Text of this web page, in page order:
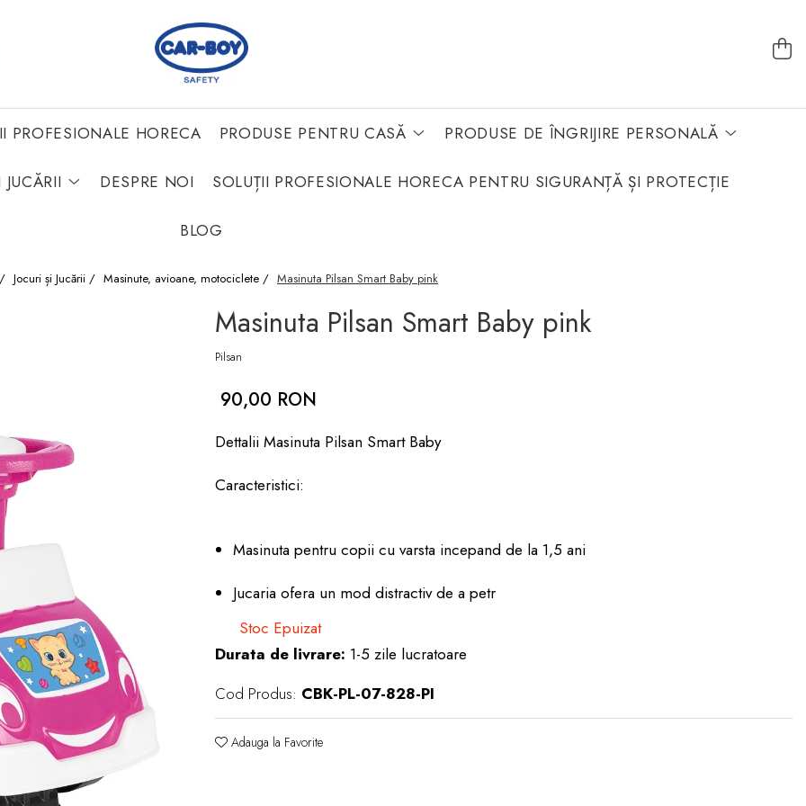
PROFESIONALE HORECA PRODUSE PENTRU CASĂ PRODUSE DE ÎNGRIJIRE PERSONALĂ
JUCĂRII DESPRE NOI SOLUȚII PROFESIONALE HORECA PENTRU SIGURANȚĂ ȘI PROTECȚIE
BLOG
Jocuri și Jucării / Masinute, avioane, motociclete / Masinuta Pilsan Smart Baby pink
Masinuta Pilsan Smart Baby pink
Pilsan
90,00 RON
Dettalii Masinuta Pilsan Smart Baby
Caracteristici:
Masinuta pentru copii cu varsta incepand de la 1,5 ani
Jucaria ofera un mod distractiv de a petr
Stoc Epuizat
Durata de livrare: 1-5 zile lucratoare
Cod Produs: CBK-PL-07-828-PI
Adauga la Favorite